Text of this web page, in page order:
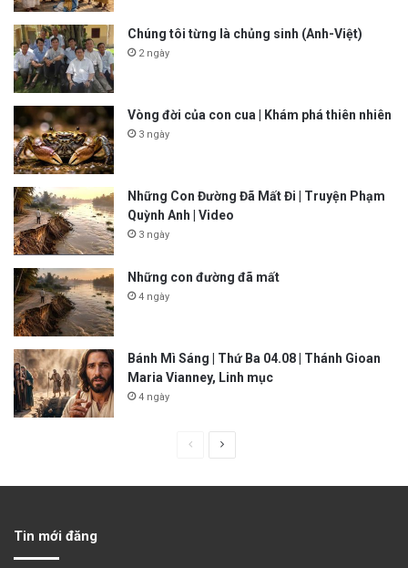
Chúng tôi từng là chủng sinh (Anh-Việt)
2 ngày
Vòng đời của con cua | Khám phá thiên nhiên
3 ngày
Những Con Đường Đã Mất Đi | Truyện Phạm
Quỳnh Anh | Video
3 ngày
Những con đường đã mất
4 ngày
Bánh Mì Sáng | Thứ Ba 04.08 | Thánh Gioan
Maria Vianney, Linh mục
4 ngày
Tin mới đăng